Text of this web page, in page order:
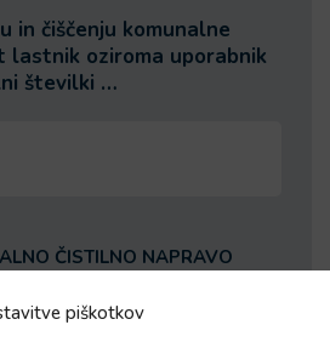
piškotkov
in čiščenju komunalne
lastnik oziroma uporabnik
številki …
ČISTILNO NAPRAVO